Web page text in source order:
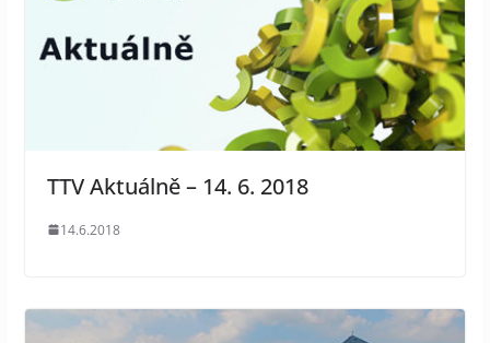
TTV Aktuálně – 14. 6. 2018
14.6.2018